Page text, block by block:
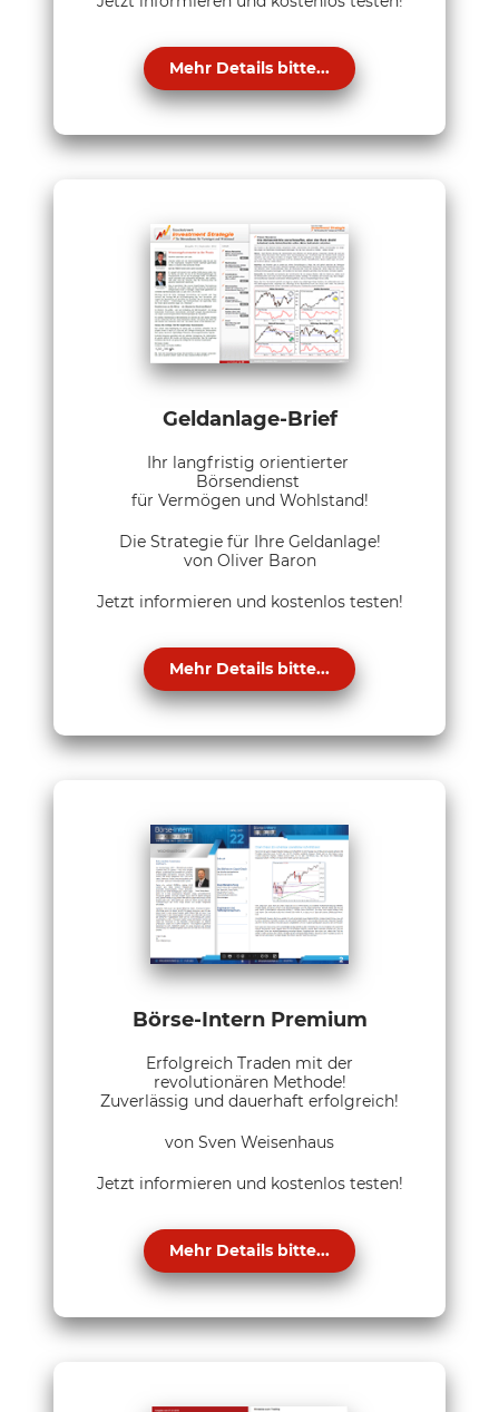
Mehr Details bitte...
Geldanlage-Brief
Ihr langfristig orientierter
Börsendienst
für Vermögen und Wohlstand!
Die Strategie für Ihre Geldanlage!
von Oliver Baron
Jetzt informieren und kostenlos testen!
Mehr Details bitte...
Börse-Intern Premium
Erfolgreich Traden mit der
revolutionären Methode!
Zuverlässig und dauerhaft erfolgreich!
von Sven Weisenhaus
Jetzt informieren und kostenlos testen!
Mehr Details bitte...